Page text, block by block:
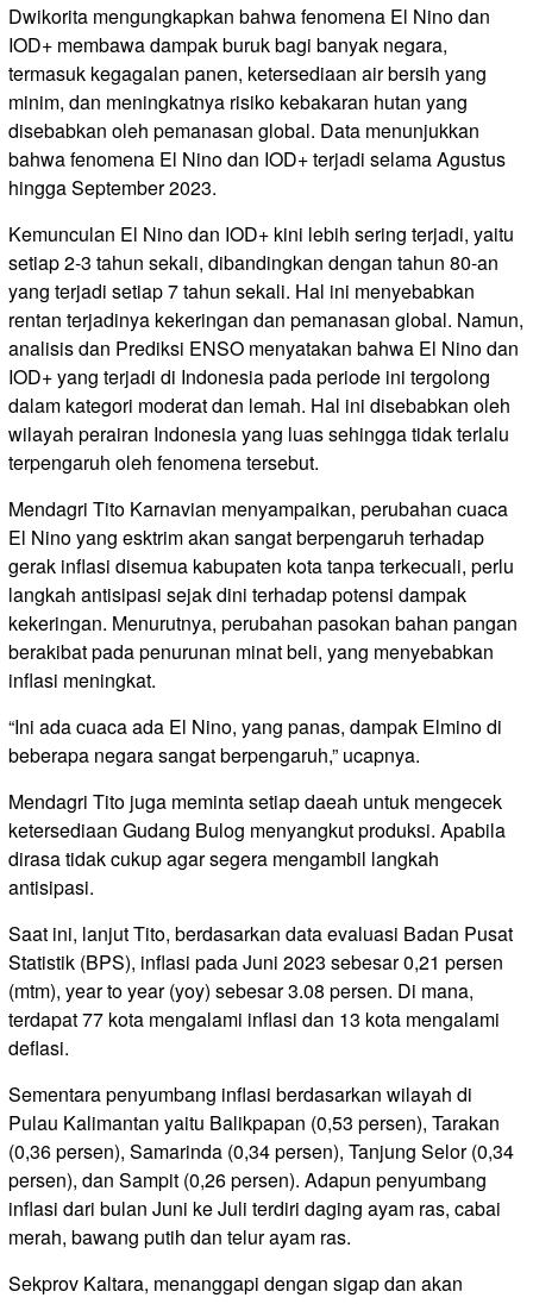
Dwikorita mengungkapkan bahwa fenomena El Nino dan
IOD+ membawa dampak buruk bagi banyak negara,
termasuk kegagalan panen, ketersediaan air bersih yang
minim, dan meningkatnya risiko kebakaran hutan yang
disebabkan oleh pemanasan global. Data menunjukkan
bahwa fenomena El Nino dan IOD+ terjadi selama Agustus
hingga September 2023.
Kemunculan El Nino dan IOD+ kini lebih sering terjadi, yaitu
setiap 2-3 tahun sekali, dibandingkan dengan tahun 80-an
yang terjadi setiap 7 tahun sekali. Hal ini menyebabkan
rentan terjadinya kekeringan dan pemanasan global. Namun,
analisis dan Prediksi ENSO menyatakan bahwa El Nino dan
IOD+ yang terjadi di Indonesia pada periode ini tergolong
dalam kategori moderat dan lemah. Hal ini disebabkan oleh
wilayah perairan Indonesia yang luas sehingga tidak terlalu
terpengaruh oleh fenomena tersebut.
Mendagri Tito Karnavian menyampaikan, perubahan cuaca
El Nino yang esktrim akan sangat berpengaruh terhadap
gerak inflasi disemua kabupaten kota tanpa terkecuali, perlu
langkah antisipasi sejak dini terhadap potensi dampak
kekeringan. Menurutnya, perubahan pasokan bahan pangan
berakibat pada penurunan minat beli, yang menyebabkan
inflasi meningkat.
“Ini ada cuaca ada El Nino, yang panas, dampak Elmino di
beberapa negara sangat berpengaruh,” ucapnya.
Mendagri Tito juga meminta setiap daeah untuk mengecek
ketersediaan Gudang Bulog menyangkut produksi. Apabila
dirasa tidak cukup agar segera mengambil langkah
antisipasi.
Saat ini, lanjut Tito, berdasarkan data evaluasi Badan Pusat
Statistik (BPS), inflasi pada Juni 2023 sebesar 0,21 persen
(mtm), year to year (yoy) sebesar 3.08 persen. Di mana,
terdapat 77 kota mengalami inflasi dan 13 kota mengalami
deflasi.
Sementara penyumbang inflasi berdasarkan wilayah di
Pulau Kalimantan yaitu Balikpapan (0,53 persen), Tarakan
(0,36 persen), Samarinda (0,34 persen), Tanjung Selor (0,34
persen), dan Sampit (0,26 persen). Adapun penyumbang
inflasi dari bulan Juni ke Juli terdiri daging ayam ras, cabai
merah, bawang putih dan telur ayam ras.
Sekprov Kaltara, menanggapi dengan sigap dan akan